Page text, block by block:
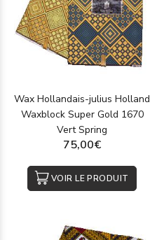
Wax Hollandais-julius Holland
Waxblock Super Gold 1670
Vert Spring
75,00€
VOIR LE PRODUIT